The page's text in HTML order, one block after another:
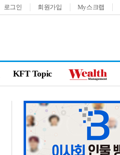
로그인 회원가입 My스크랩
KFT Topic